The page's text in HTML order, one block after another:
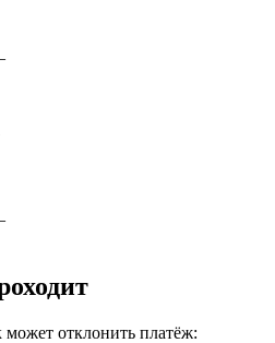
отклонить платёж: